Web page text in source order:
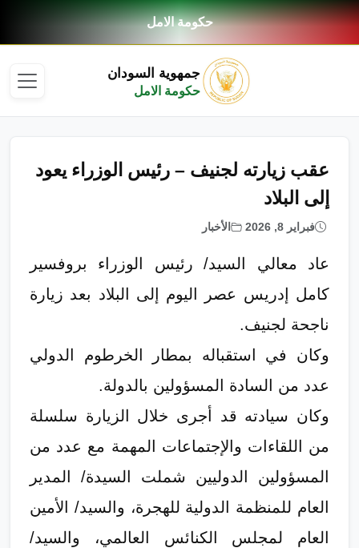
حكومة الامل
جمهوية السودان
حكومة الامل
عقب زيارته لجنيف – رئيس الوزراء يعود
إلى البلاد
فبراير 8, 2026 الأخبار
عاد معالي السيد/ رئيس الوزراء بروفسير
كامل إدريس عصر اليوم إلى البلاد بعد زيارة
ناجحة لجنيف.
وكان في استقباله بمطار الخرطوم الدولي
عدد من السادة المسؤولين بالدولة.
وكان سيادته قد أجرى خلال الزيارة سلسلة
من اللقاءات والإجتماعات المهمة مع عدد من
المسؤولين الدوليين شملت السيدة/ المدير
العام للمنظمة الدولية للهجرة، والسيد/ الأمين
العام لمجلس الكنائس العالمي، والسيد/